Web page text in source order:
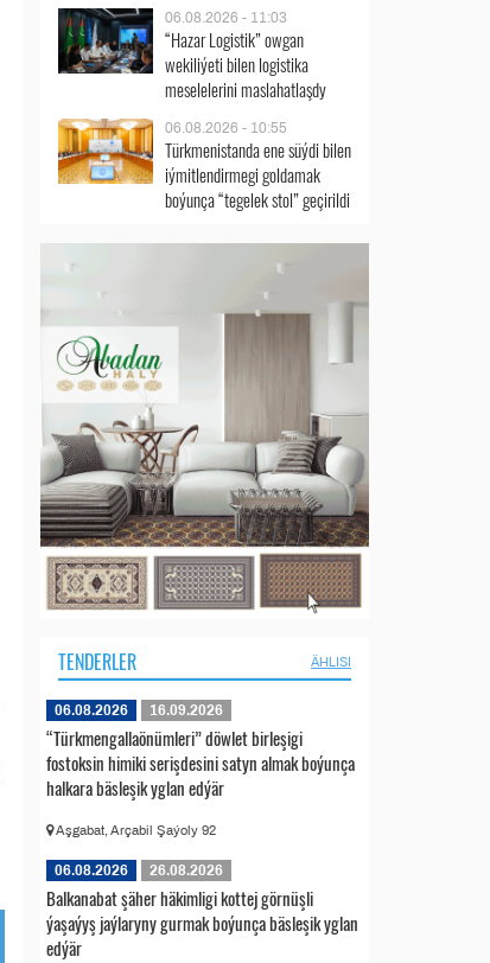
06.08.2026 - 11:03
“Hazar Logistik” owgan
wekiliýeti bilen logistika
meselelerini maslahatlaşdy
06.08.2026 - 10:55
Türkmenistanda ene süýdi bilen
iýmitlendirmegi goldamak
boýunça “tegelek stol” geçirildi
TENDERLER ÄHLISI
06.08.2026 16.09.2026
“Türkmengallaönümleri” döwlet birleşigi
fostoksin himiki serişdesini satyn almak boýunça
halkara bäsleşik yglan edýär
Aşgabat, Arçabil Şaýoly 92
06.08.2026 26.08.2026
Balkanabat şäher häkimligi kottej görnüşli
ýaşaýyş jaýlaryny gurmak boýunça bäsleşik yglan
edýär